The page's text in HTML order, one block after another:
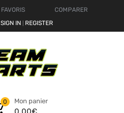
FAVORIS
COMPARER
SIGN IN REGISTER
Mon panier
0